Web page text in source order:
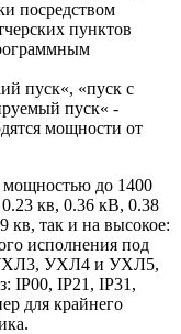
посредством
пунктов
пуск«, «пуск с
пуск« -
мощности от
мощностью до 1400
кв, 0.36 кВ, 0.38
так и на высокое:
исполнения под
УХЛ4 и УХЛ5,
IP00, IP21, IP31,
для крайнего